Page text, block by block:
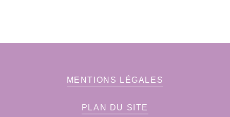
MENTIONS LÉGALES
PLAN DU SITE